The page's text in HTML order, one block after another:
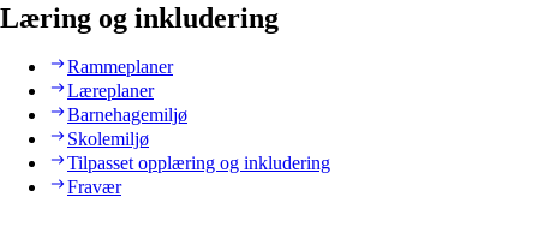
Læring og inkludering
Rammeplaner
Læreplaner
Barnehagemiljø
Skolemiljø
Tilpasset opplæring og inkludering
Fravær